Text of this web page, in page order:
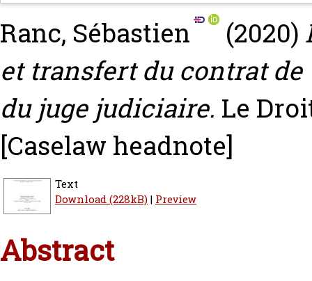
Ranc, Sébastien (2020)
et transfert du contrat
du juge judiciaire. Le
[Caselaw headnote]
Text
Download (228kB)| Preview
Abstract